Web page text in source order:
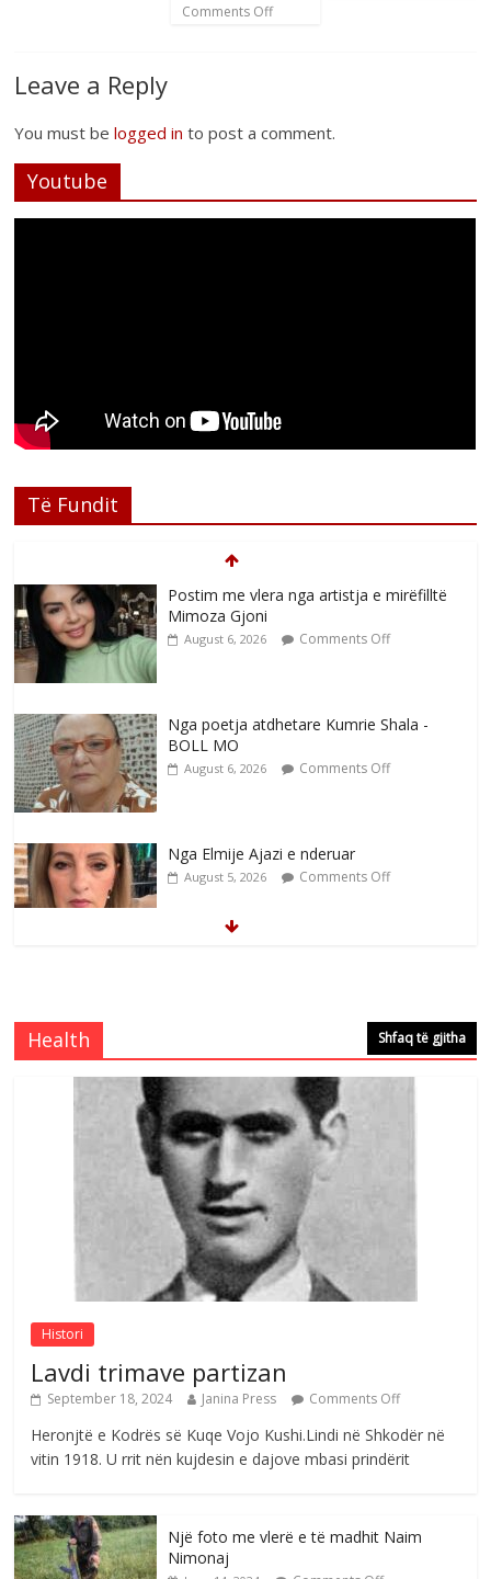
Comments Off
Leave a Reply
You must belogged in to post a comment.
Youtube
Të Fundit
Postim me vlera nga artistja e mirëfilltë
Mimoza Gjoni
August 6, 2026 Comments Off
Nga poetja atdhetare Kumrie Shala -
BOLL MO
August 6, 2026 Comments Off
Nga Elmije Ajazi e nderuar
August 5, 2026 Comments Off
Comments Off
Çlirimtari Mentor Mushkolaj nderohet
me mirenjohje nga Xhevdet Qeriqi Dega
e invalidëve në Fushë Kosovë
August 4, 2026 Comments Off
Sulm , pse të dua ty
August 8, 2026 Comments Off
Health Shfaq të gjitha
Histori
Lavdi trimave partizan
September 18, 2024 Janina Press Comments Off
Heronjtë e Kodrës së Kuqe Vojo Kushi.Lindi në Shkodër në
vitin 1918. U rrit nën kujdesin e dajove mbasi prindërit
Një foto me vlerë e të madhit Naim
Nimonaj